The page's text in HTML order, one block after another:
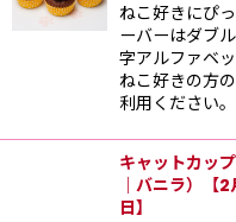
ねこ好きにぴ
ーバーはダブ
字アルファベ
ねこ好きの方
利用ください
キャットカッ
｜バニラ）【
日】